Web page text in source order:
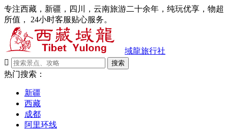
专注西藏，新疆，四川，云南旅游二十余年，纯玩优享，物超
所值， 24小时客服贴心服务。
域龍旅行社

搜索
热门搜索：
新疆
西藏
成都
阿里环线